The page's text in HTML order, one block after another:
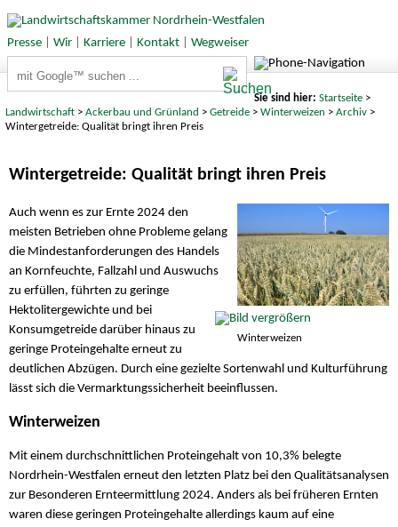
Presse| Wir| Karriere| Kontakt| Wegweiser
Sie sind hier: Startseite>
Landwirtschaft >Ackerbau und Grünland >Getreide >Winterweizen >Archiv >
Wintergetreide: Qualität bringt ihren Preis
Wintergetreide: Qualität bringt ihren Preis
Winterweizen
Auch wenn es zur Ernte 2024 den
meisten Betrieben ohne Probleme gelang
die Mindestanforderungen des Handels
an Kornfeuchte, Fallzahl und Auswuchs
zu erfüllen, führten zu geringe
Hektolitergewichte und bei
Konsumgetreide darüber hinaus zu
geringe Proteingehalte erneut zu
deutlichen Abzügen. Durch eine gezielte Sortenwahl und Kulturführung
lässt sich die Vermarktungssicherheit beeinflussen.
Winterweizen
Mit einem durchschnittlichen Proteingehalt von 10,3% belegte
Nordrhein-Westfalen erneut den letzten Platz bei den Qualitätsanalysen
zur Besonderen Ernteermittlung 2024. Anders als bei früheren Ernten
waren diese geringen Proteingehalte allerdings kaum auf eine